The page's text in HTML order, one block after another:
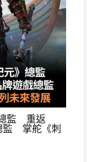
總監 重返
掌舵《刺